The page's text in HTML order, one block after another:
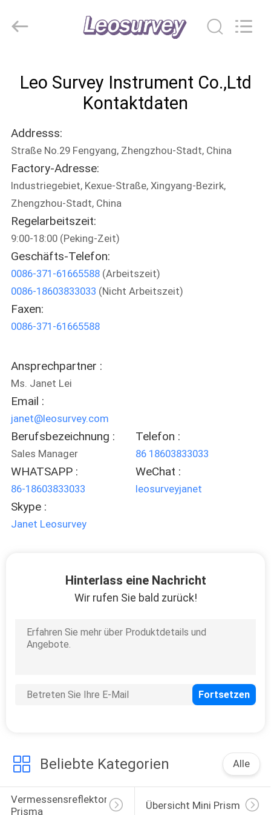
PRODUKTE
ÜBER
UNS
FABRIK-
AUSFLUG
QUALITÄTSKONTROLLE
TRETEN
SIE
UNS
IN
VERBINDUNG
FORDERN
SIE
EIN
ZITAT
PRIVACY
Co.,Ltd.
Leo Survey Instrument Co.,Ltd
Kontaktdaten
Addresss:
Straße No.29 Fengyang, Zhengzhou-Stadt, China
Factory-Adresse:
Industriegebiet, Kexue-Straße, Xingyang-Bezirk,
Zhengzhou-Stadt, China
Regelarbeitszeit:
9:00-18:00 (Peking-Zeit)
Geschäfts-Telefon:
0086-371-61665588(Arbeitszeit)
0086-18603833033 (Nicht Arbeitszeit)
Faxen:
0086-371-61665588
Ansprechpartner :
Ms. Janet Lei
Email :
janet@leosurvey.com
Berufsbezeichnung :
Sales Manager
Telefon :
86 18603833033
WHATSAPP :
86-18603833033
WeChat :
leosurveyjanet
Skype :
Janet Leosurvey
Hinterlass eine Nachricht
Wir rufen Sie bald zurück!
Beliebte Kategorien Alle
Vermessensreflektor-
Prisma
Übersicht Mini Prism